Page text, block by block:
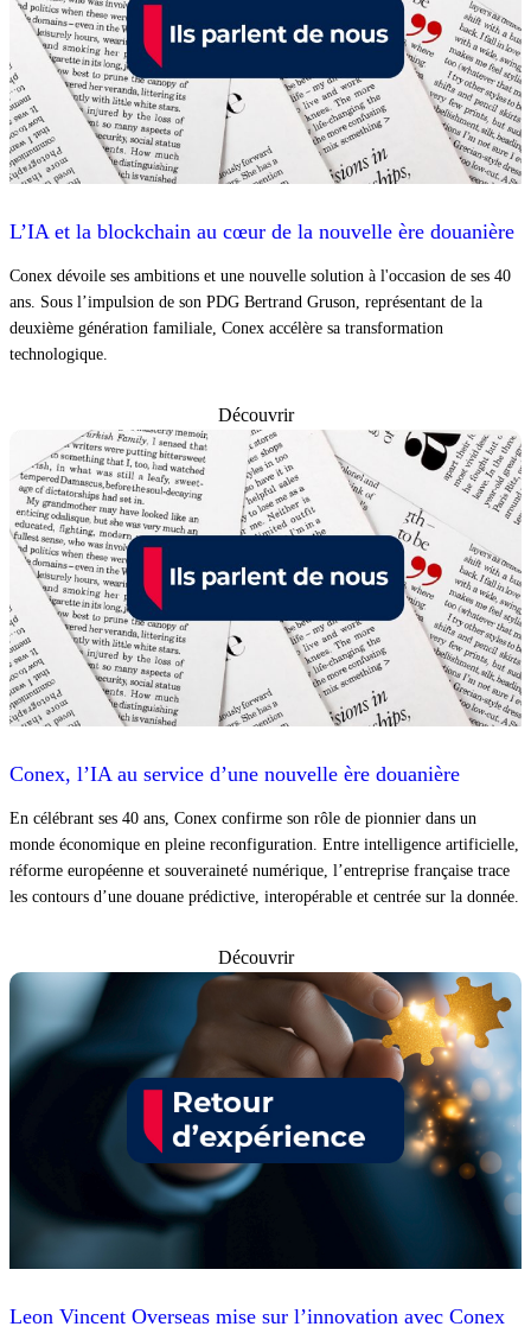
L’IA et la blockchain au cœur de la nouvelle ère douanière
Conex dévoile ses ambitions et une nouvelle solution à l'occasion de ses 40
ans. Sous l’impulsion de son PDG Bertrand Gruson, représentant de la
deuxième génération familiale, Conex accélère sa transformation
technologique.
Découvrir
Conex, l’IA au service d’une nouvelle ère douanière
En célébrant ses 40 ans, Conex confirme son rôle de pionnier dans un
monde économique en pleine reconfiguration. Entre intelligence artificielle,
réforme européenne et souveraineté numérique, l’entreprise française trace
les contours d’une douane prédictive, interopérable et centrée sur la donnée.
Découvrir
Leon Vincent Overseas mise sur l’innovation avec Conex